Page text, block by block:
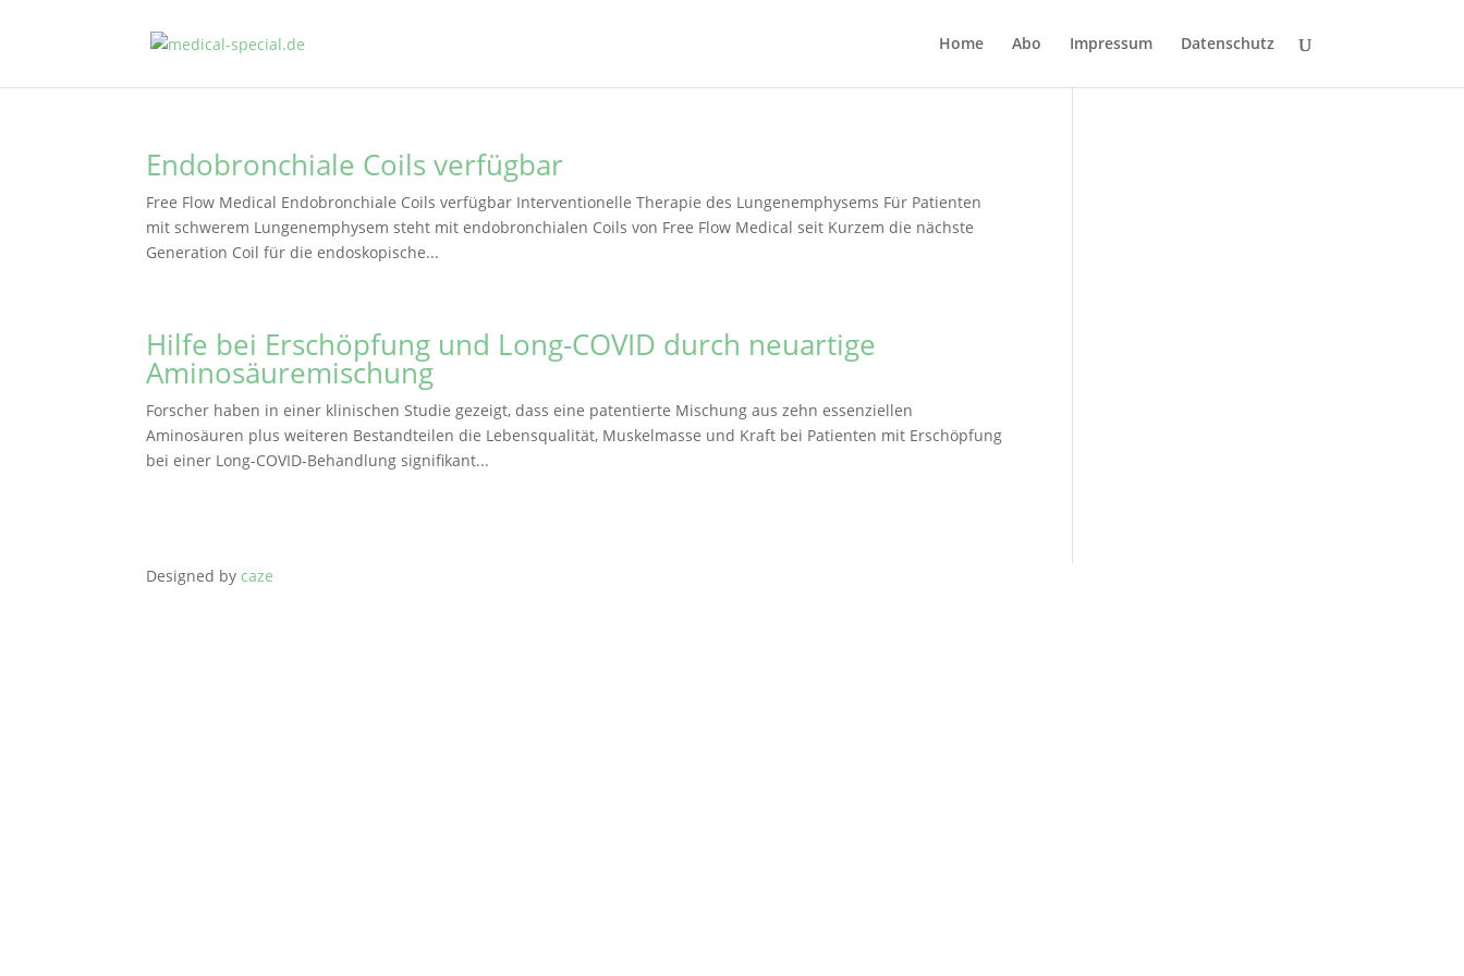
Home Abo Impressum Datenschutz
Endobronchiale Coils verfügbar
Free Flow Medical Endobronchiale Coils verfügbar Interventionelle Therapie des Lungenemphysems Für Patienten
mit schwerem Lungenemphysem steht mit endobronchialen Coils von Free Flow Medical seit Kurzem die nächste
Generation Coil für die endoskopische...
Hilfe bei Erschöpfung und Long-COVID durch neuartige
Aminosäuremischung
Forscher haben in einer klinischen Studie gezeigt, dass eine patentierte Mischung aus zehn essenziellen
Aminosäuren plus weiteren Bestandteilen die Lebensqualität, Muskelmasse und Kraft bei Patienten mit Erschöpfung
bei einer Long-COVID-Behandlung signifikant...
Designed by caze